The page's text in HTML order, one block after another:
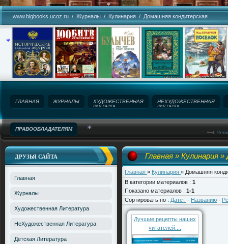
*
*
*
*
www.bigbooks.ucoz.ru / Журналы / Кулинария / Домашняя кондитерская
ГЛАВНАЯ ЖУРНАЛЫ ХУДОЖЕСТВЕННАЯ
ЛИТЕРАТУРА
НЕХУДОЖЕСТВЕННАЯ
ЛИТЕРАТУРА
ПРАВООБЛАДАТЕЛЯМ
Название сайта!
Главная » Кулинария »
Главная » Кулинария » Домашняя
В категории материалов : 1
Показано материалов : 1-1
Сортировать по : Дате · Названию ·
Лучшие рецепты наших
читателей....
ДРУЗЬЯ САЙТА
Главная
Журналы
Художественная Литература
НеХудожественная Литература
Детская Литература